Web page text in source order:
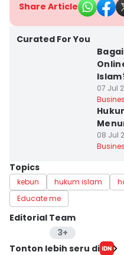
Share Article
Curated For You
07 Jul
08 Jul
Topics
kebun hukum islam
Educate me
Editorial Team
3+
Editor
Tonton lebih seru di